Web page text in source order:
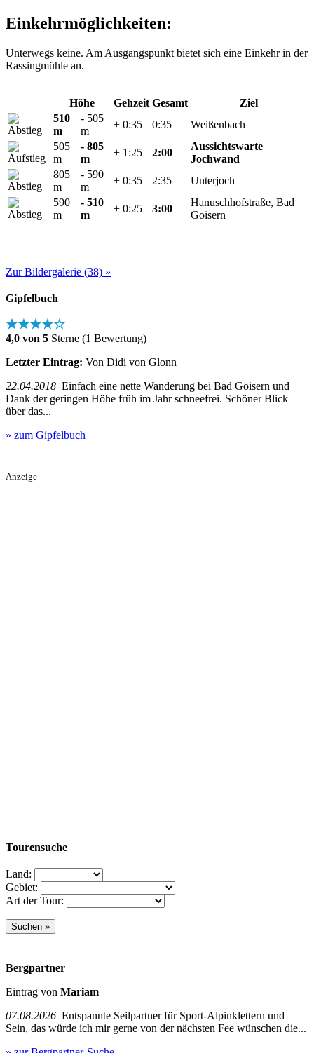
Einkehrmöglichkeiten:
Unterwegs keine. Am Ausgangspunkt bietet sich eine Einkehr in der
Rassingmühle an.
Höhe Gehzeit Gesamt
Ziel
510
m
- 505
m
+ 0:35 0:35
Weißenbach
505
m
- 805
m
+ 1:25 2:00
Aussichtswarte
Jochwand
805
m
- 590
m
+ 0:35 2:35
Unterjoch
590
m
- 510
m
+ 0:25 3:00
Hanuschhofstraße, Bad
Goisern
Zur Bildergalerie (38) »
Gipfelbuch
★★★★☆
4,0 von 5 Sterne (1 Bewertung)
Letzter Eintrag: Von Didi von Glonn
22.04.2018 Einfach eine nette Wanderung bei Bad Goisern und
Dank der geringen Höhe früh im Jahr schneefrei. Schöner Blick
über das...
» zum Gipfelbuch
Anzeige
Tourensuche
Land:
Gebiet:
Art der Tour:
Bergpartner
Eintrag von Mariam
07.08.2026 Entspannte Seilpartner für Sport-Alpinklettern und
Sein, das würde ich mir gerne von der nächsten Fee wünschen die...